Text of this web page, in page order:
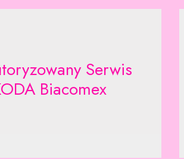
Serwis
Biacomex